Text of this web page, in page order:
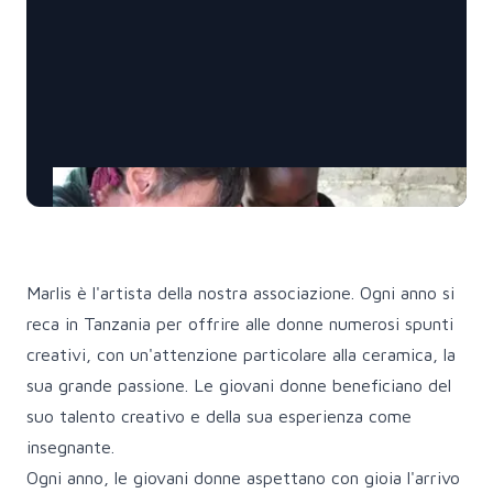
Marlis è l'artista della nostra associazione. Ogni anno si
reca in Tanzania per offrire alle donne numerosi spunti
creativi, con un'attenzione particolare alla ceramica, la
sua grande passione. Le giovani donne beneficiano del
suo talento creativo e della sua esperienza come
insegnante.
Ogni anno, le giovani donne aspettano con gioia l'arrivo